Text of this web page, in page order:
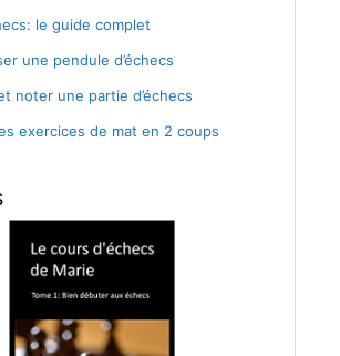
le guide complet
une pendule d’échecs
noter une partie d’échecs
exercices de mat en 2 coups